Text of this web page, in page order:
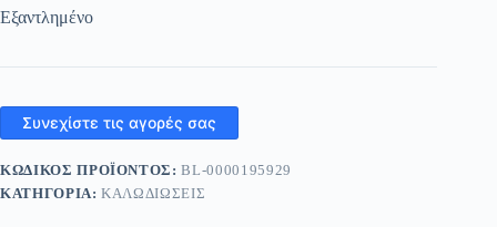
Εξαντλημένο
Συνεχίστε τις αγορές σας
ΚΩΔΙΚΌΣ ΠΡΟΪΌΝΤΟΣ:BL-0000195929
ΚΑΤΗΓΟΡΊΑ:ΚΑΛΩΔΙΩΣΕΙΣ